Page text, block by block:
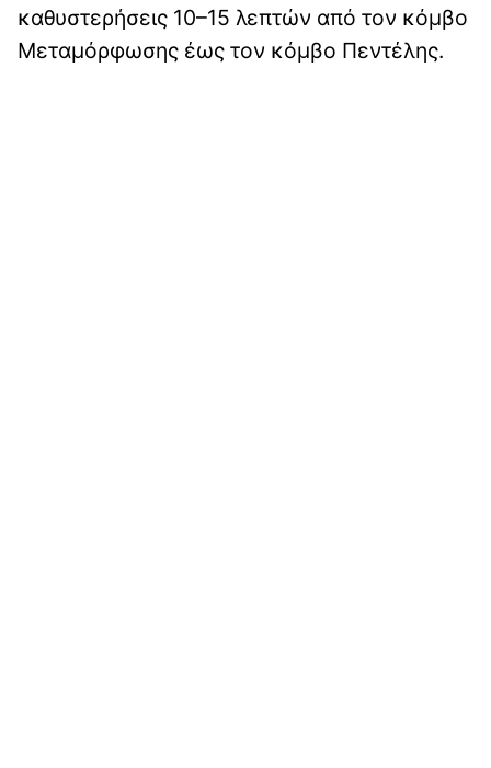
καθυστερήσεις 10–15 λεπτών από τον κόμβο
Μεταμόρφωσης έως τον κόμβο Πεντέλης.